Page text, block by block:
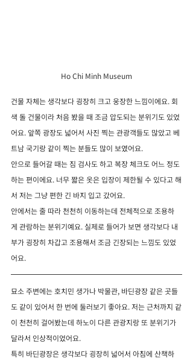
Ho Chi Minh Museum
건물 자체는 생각보다 굉장히 크고 웅장한 느낌이에요. 회
색 돌 건물이라 처음 봤을 때 조금 압도되는 분위기도 있었
어요. 앞쪽 광장도 넓어서 사진 찍는 관광객들도 많았고 베
트남 국기랑 같이 찍는 분들도 많이 보였어요.
안으로 들어갈 때는 짐 검사도 하고 복장 체크도 어느 정도
하는 편이에요. 너무 짧은 옷은 입장이 제한될 수 있다고 해
서 저는 그냥 편한 긴 바지 입고 갔어요.
안에서는 줄 따라 천천히 이동하는데 전체적으로 조용하
게 관람하는 분위기예요. 실제로 들어가 보면 생각보다 내
부가 굉장히 차갑고 조용해서 조금 긴장되는 느낌도 있었
어요.
묘소 주변에는 호치민 생가나 박물관, 바딘광장 같은 곳들
도 같이 있어서 한 번에 둘러보기 좋아요. 저는 근처까지 같
이 천천히 걸어봤는데 하노이 다른 관광지랑 또 분위기가
달라서 인상적이었어요.
특히 바딘광장은 생각보다 굉장히 넓어서 아침에 산책하